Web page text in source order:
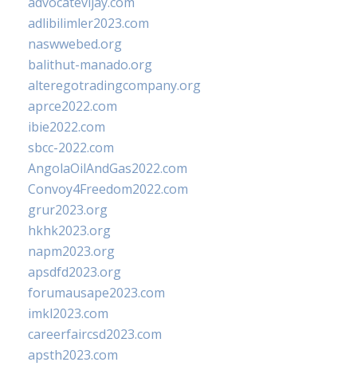
adlibilimler2023.com
naswwebed.org
balithut-manado.org
alteregotradingcompany.org
aprce2022.com
ibie2022.com
sbcc-2022.com
AngolaOilAndGas2022.com
Convoy4Freedom2022.com
grur2023.org
hkhk2023.org
napm2023.org
apsdfd2023.org
forumausape2023.com
imkl2023.com
careerfaircsd2023.com
apsth2023.com